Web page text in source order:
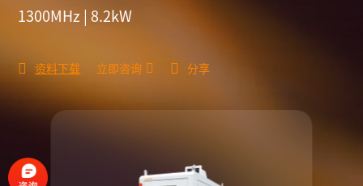
1300MHz | 8.2kW
资料下载 立即咨询 分享